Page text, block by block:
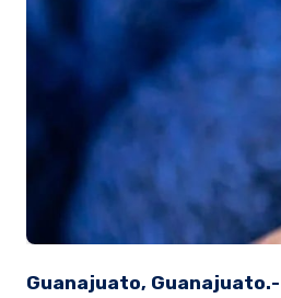
Guanajuato, Guanajuato.-